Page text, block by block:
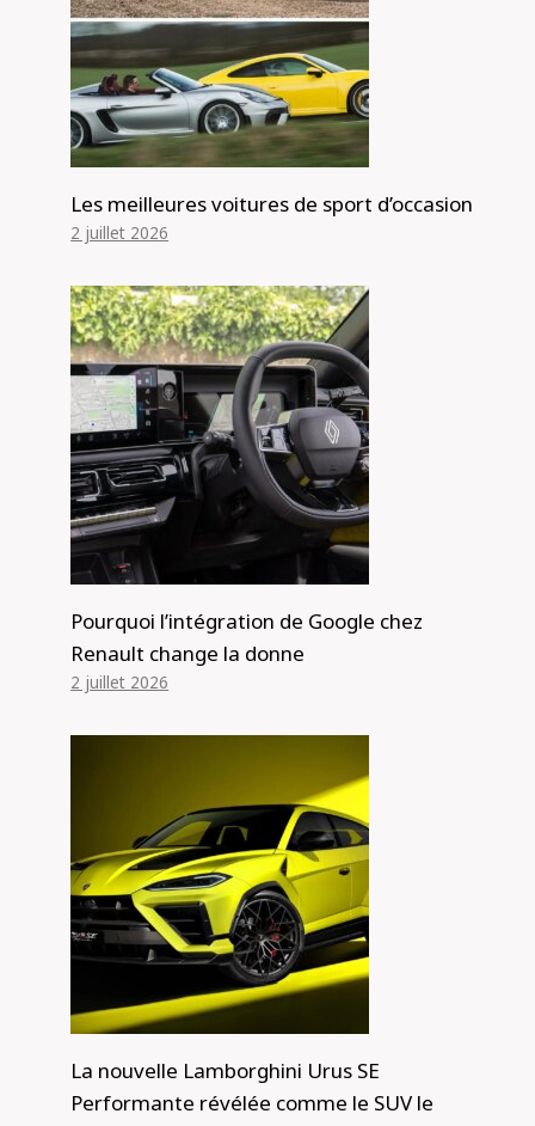
Les meilleures voitures de sport d’occasion
2 juillet 2026
Pourquoi l’intégration de Google chez
Renault change la donne
2 juillet 2026
La nouvelle Lamborghini Urus SE
Performante révélée comme le SUV le